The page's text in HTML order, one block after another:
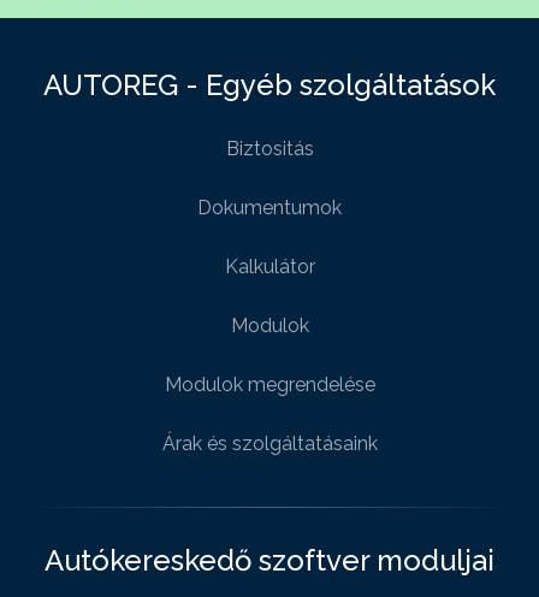
AUTOREG - Egyéb szolgáltatások
Biztositás
Dokumentumok
Kalkulátor
Modulok
Modulok megrendelése
Árak és szolgáltatásaink
Autókereskedő szoftver moduljai